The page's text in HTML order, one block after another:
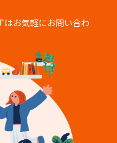
はお気軽にお問い合わ